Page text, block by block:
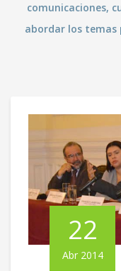
comunicaciones,
abordar los temas
22
Abr 2014